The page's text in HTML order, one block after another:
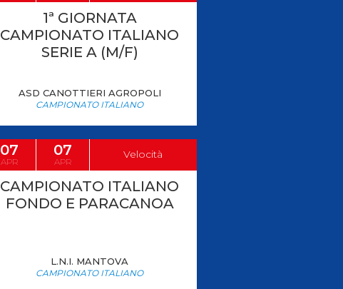
1ª GIORNATA
CAMPIONATO ITALIANO
SERIE A (M/F)
ASD CANOTTIERI AGROPOLI
CAMPIONATO ITALIANO
07
APR
07
APR
Velocità
CAMPIONATO ITALIANO
FONDO E PARACANOA
L.N.I. MANTOVA
CAMPIONATO ITALIANO